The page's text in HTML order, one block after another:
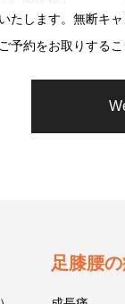
いたします。無断キ
ご予約をお取りするこ
足膝腰